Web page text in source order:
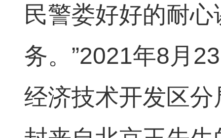
民警娄好好的耐心
务。 ”2021年8月
经济技术开发区